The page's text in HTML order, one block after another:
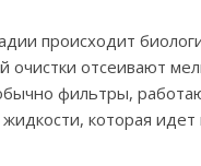
происходит
очистки отсеивают
фильтры,
которая